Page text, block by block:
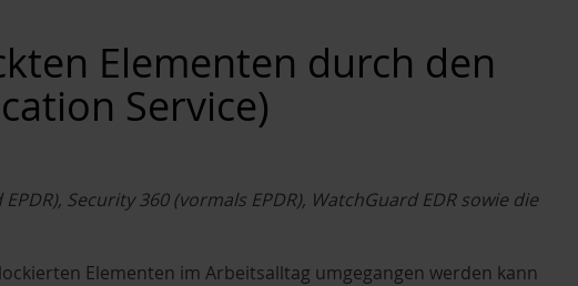
Elementen durch den
Service)
Security 360 (vormals EPDR), WatchGuard EDR sowie die
Elementen im Arbeitsalltag umgegangen werden kann